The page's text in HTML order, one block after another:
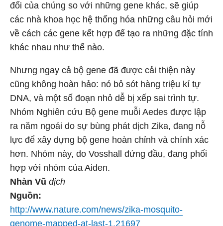
đối của chúng so với những gene khác, sẽ giúp
các nhà khoa học hệ thống hóa những câu hỏi mới
về cách các gene kết hợp để tạo ra những đặc tính
khác nhau như thế nào.
Nhưng ngay cả bộ gene đã được cải thiện này
cũng không hoàn hảo: nó bỏ sót hàng triệu kí tự
DNA, và một số đoạn nhỏ dễ bị xếp sai trình tự.
Nhóm Nghiên cứu Bộ gene muỗi Aedes được lập
ra năm ngoái do sự bùng phát dịch Zika, đang nỗ
lực để xây dựng bộ gene hoàn chỉnh và chính xác
hơn. Nhóm này, do Vosshall đứng đầu, đang phối
hợp với nhóm của Aiden.
Nhàn Vũ dịch
Nguồn:
http://www.nature.com/news/zika-mosquito-
genome-mapped-at-last-1.21697